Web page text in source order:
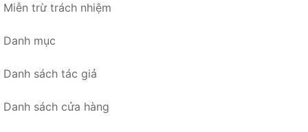
Miễn trừ trách nhiệm
Danh mục
Danh sách tác giả
Danh sách cửa hàng